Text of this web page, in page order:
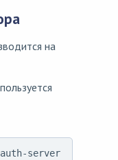
на
auth-server